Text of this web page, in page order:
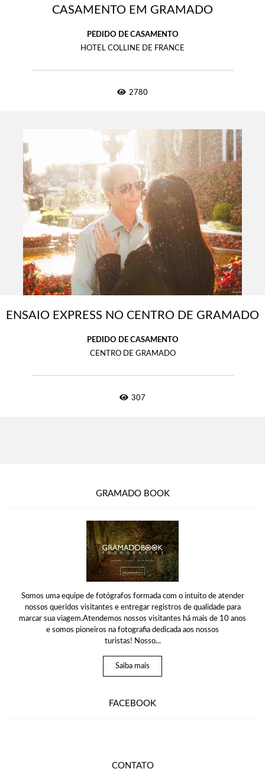
CASAMENTO EM GRAMADO
PEDIDO DE CASAMENTO
HOTEL COLLINE DE FRANCE
2780
ENSAIO EXPRESS NO CENTRO DE GRAMADO
PEDIDO DE CASAMENTO
CENTRO DE GRAMADO
307
GRAMADO BOOK
Somos uma equipe de fotógrafos formada com o intuito de atender
nossos queridos visitantes e entregar registros de qualidade para
marcar sua viagem.Atendemos nossos visitantes há mais de 10 anos
e somos pioneiros na fotografia dedicada aos nossos
turistas! Nosso...
Saiba mais
FACEBOOK
CONTATO